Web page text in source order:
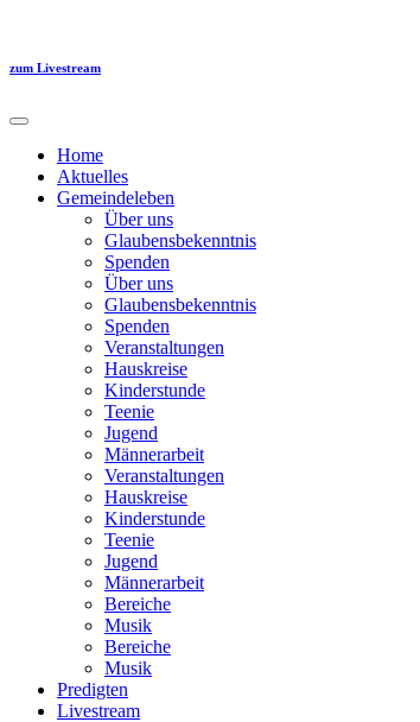
springen
zum Livestream
Home
Aktuelles
Gemeindeleben
Über uns
Glaubensbekenntnis
Spenden
Über uns
Glaubensbekenntnis
Spenden
Veranstaltungen
Hauskreise
Kinderstunde
Teenie
Jugend
Männerarbeit
Veranstaltungen
Hauskreise
Kinderstunde
Teenie
Jugend
Männerarbeit
Bereiche
Musik
Bereiche
Musik
Predigten
Livestream